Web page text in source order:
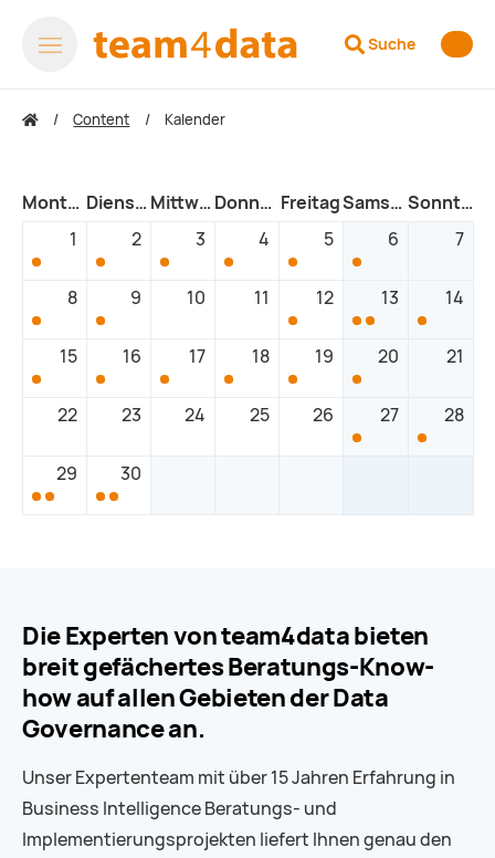
Suche
Content Kalender
Montag Dienstag Mittwoch Donnerstag Freitag Samstag
Sonntag
1
Veranstaltung
2
Veranstaltung
3
Veranstaltung
4
Veranstaltung
5
Veranstaltung
6
Veranstaltung
7
8
Veranstaltung
9
Veranstaltung
10 11
12
Veranstaltung
13
Veranstaltung
Veranstaltung
14
15
Veranstaltung
16
Veranstaltung
17
Veranstaltung
18
Veranstaltung
19
Veranstaltung
20
Veranstaltung
21
22 23 24 25 26
27
Veranstaltung
28
29
Veranstaltung
Veranstaltung
30
Veranstaltung
Veranstaltung
Die Experten von team4data bieten
breit gefächertes Beratungs-Know-
how auf allen Gebieten der Data
Governance an.
Unser Expertenteam mit über 15 Jahren Erfahrung in
Business Intelligence Beratungs- und
Implementierungsprojekten liefert Ihnen genau den